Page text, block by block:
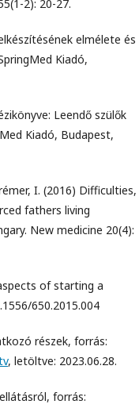
2): 20-27.
elmélete és
Kiadó,
Leendő szülők
Kiadó, Budapest,
I. (2016) Difficulties,
fathers living
New medicine 20(4):
of starting a
650.2015.004
részek, forrás:
, letöltve: 2023.06.28.
forrás: